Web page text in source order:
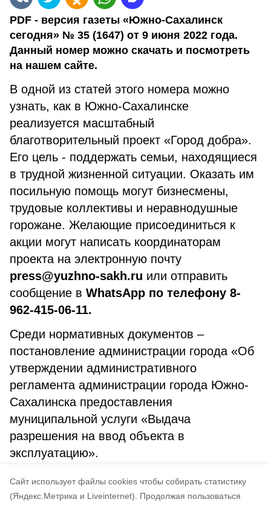
Cайт использует файлы cookies чтобы собирать статистику
(Яндекс.Метрика и Liveinternet).
Продолжая пользоваться
PDF - версия газеты «Южно-Сахалинск
сегодня» № 35 (1647) от 9 июня 2022 года.
Данный номер можно скачать и посмотреть
на нашем сайте.
В одной из статей этого номера можно
узнать, как в Южно-Сахалинске
реализуется масштабный
благотворительный проект «Город добра».
Его цель - поддержать семьи, находящиеся
в трудной жизненной ситуации. Оказать им
посильную помощь могут бизнесмены,
трудовые коллективы и неравнодушные
горожане. Желающие присоединиться к
акции могут написать координаторам
проекта на электронную почту
press@yuzhno-sakh.ru или отправить
сообщение в WhatsApp по телефону 8-
962-415-06-11.
Среди нормативных документов –
постановление администрации города «Об
утверждении административного
регламента администрации города Южно-
Сахалинска предоставления
муниципальной услуги «Выдача
разрешения на ввод объекта в
эксплуатацию».
№ 35 (1647) от 09.06.2022